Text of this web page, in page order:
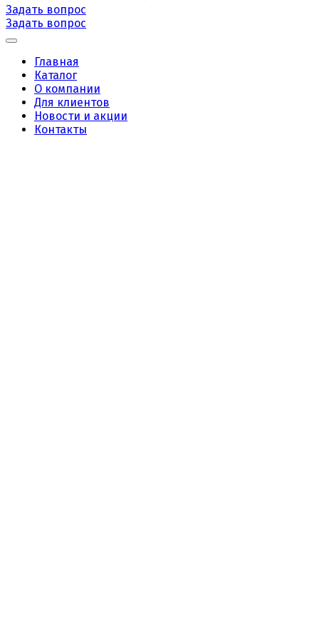
Задать вопрос
Задать вопрос
Главная
Каталог
О компании
Для клиентов
Новости и акции
Контакты